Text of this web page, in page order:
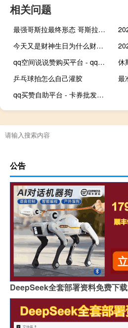
相关问题
最强哥斯拉最终形态 哥斯拉最恐怖的形态
今天又是财神生日为什么财神爷一年要过好几次生日呢 今天是财神爷过生日吗
qq空间说说赞购买平台 - qq怎么秒赞别人的说说,卡盟业务排行榜
乒乓球拍怎么自己灌胶
qq买赞自助平台 - 卡券批发平台
公告
DeepSeek全套部署资料免费下载